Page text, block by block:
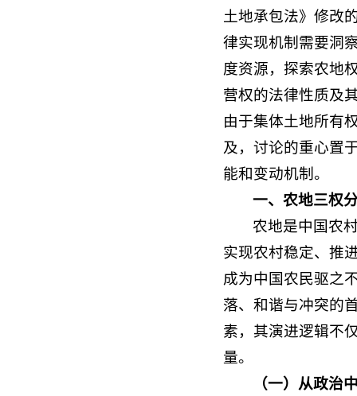
土地承包法》修改
律实现机制需要洞
度资源，探索农地
营权的法律性质及
由于集体土地所有
及，讨论的重心置
能和变动机制。
一、农地三权
农地是中国农
实现农村稳定、推
成为中国农民驱之
落、和谐与冲突的
素，其演进逻辑不
量。
（一）从政治